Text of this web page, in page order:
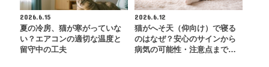
2026.6.15
夏の冷房、猫が寒がっていな
い？エアコンの適切な温度と
留守中の工夫
2026.6.12
猫がへそ天（仰向け）で寝る
のはなぜ？安心のサインから
病気の可能性・注意点まで…